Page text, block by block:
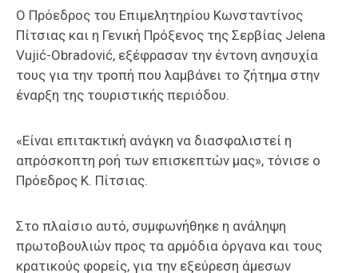
Ο Πρόεδρος του Επιμελητηρίου Κωνσταντίνος
Πίτσιας και η Γενική Πρόξενος της Σερβίας Jelena
Vujić-Obradović, εξέφρασαν την έντονη ανησυχία
τους για την τροπή που λαμβάνει το ζήτημα στην
έναρξη της τουριστικής περιόδου.
«Είναι επιτακτική ανάγκη να διασφαλιστεί η
απρόσκοπτη ροή των επισκεπτών μας», τόνισε ο
Πρόεδρος Κ. Πίτσιας.
Στο πλαίσιο αυτό, συμφωνήθηκε η ανάληψη
πρωτοβουλιών προς τα αρμόδια όργανα και τους
κρατικούς φορείς, για την εξεύρεση άμεσων